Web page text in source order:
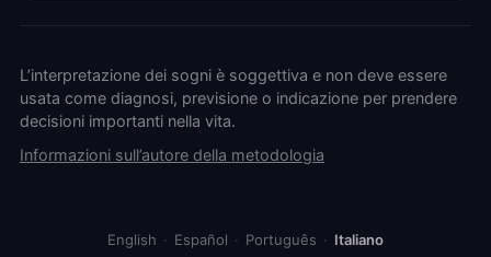
L’interpretazione dei sogni è soggettiva e non deve essere
usata come diagnosi, previsione o indicazione per prendere
decisioni importanti nella vita.
Informazioni sull’autore della metodologia
English · Español · Português · Italiano